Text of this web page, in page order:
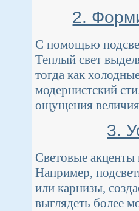
2.
С помощью
Теплый свет
тогда как
модернистский
ощущения
3.
Световые
Например,
или карнизы,
выглядеть более